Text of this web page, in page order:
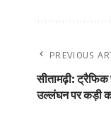
PREVIOUS
सीतामढ़ी: ट्रैफिक
उल्लंघन पर कड़ी